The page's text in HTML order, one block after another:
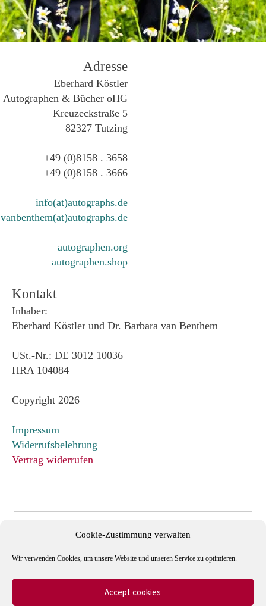
Cookie-Zustimmung verwalten
Wir verwenden Cookies, um unsere Website und unseren Service zu optimieren.
Accept cookies
Adresse
Eberhard Köstler
Autographen & Bücher oHG
Kreuzeckstraße 5
82327 Tutzing
+49 (0)8158 . 3658
+49 (0)8158 . 3666
info(at)autographs.de
vanbenthem(at)autographs.de
autographen.org
autographen.shop
Kontakt
Inhaber:
Eberhard Köstler und Dr. Barbara van Benthem
USt.-Nr.: DE 3012 10036
HRA 104084
Copyright 2026
Impressum
Widerrufsbelehrung
Vertrag widerrufen